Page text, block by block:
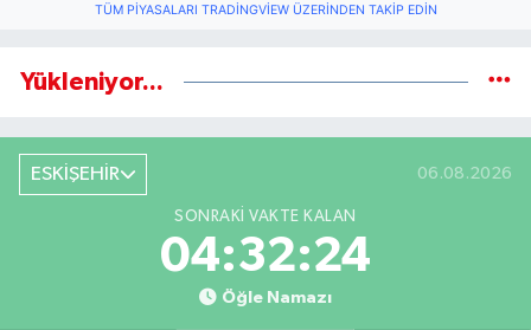
TÜM PIYASALARI TRADINGVIEW ÜZERINDEN TAKIP EDIN
Yükleniyor...
ESKİŞEHİR 06.08.2026
SONRAKI VAKTE KALAN
04:32:24
Öğle Namazı